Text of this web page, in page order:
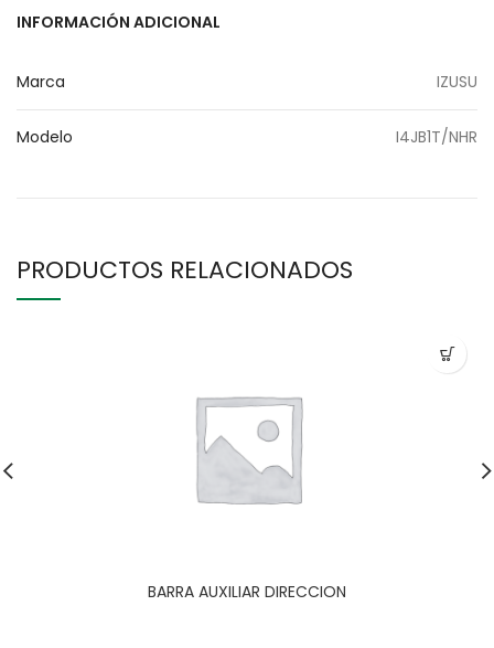
INFORMACIÓN ADICIONAL
Marca IZUSU
Modelo I4JB1T/NHR
PRODUCTOS RELACIONADOS
BARRA AUXILIAR DIRECCION